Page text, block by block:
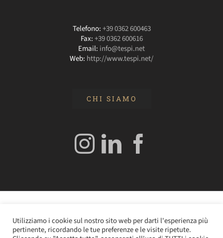
Telefono:+39 0362 600463
Fax:+39 0362 600616
Email: info@tespi.net
Web: http://www.tespi.net/
CHI SIAMO
Angelo Frigerio -Cookie Policy–Privacy Policy- P.IVA
0362610964
Utilizziamo i cookie sul nostro sito web per darti l'esperienza più
pertinente, ricordando le tue preferenze e le visite ripetute.